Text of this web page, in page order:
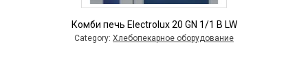
Комби печь Electrolux 20 GN 1/1 B LW
Category: Хлебопекарное оборудование